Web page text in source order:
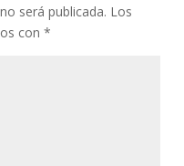
será publicada. Los
con *